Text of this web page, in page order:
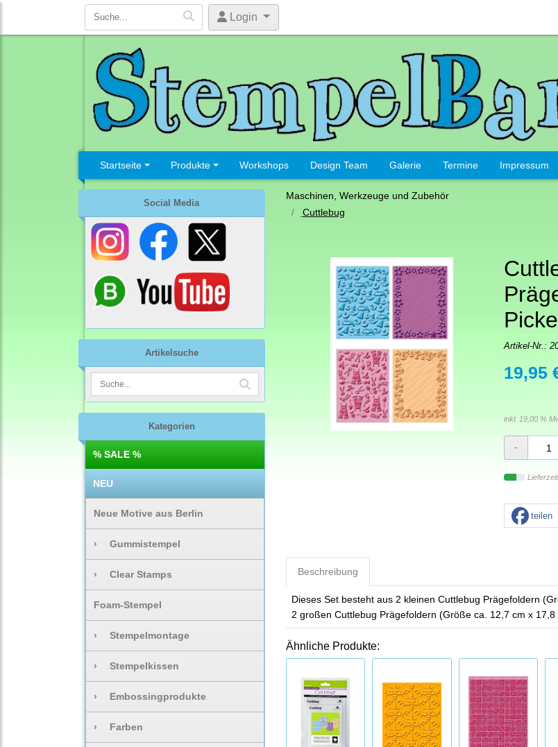
Login
Startseite Produkte Workshops Design Team Galerie Termine Impressum
Social Media
Artikelsuche
Kategorien
% SALE %
NEU
Neue Motive aus Berlin
› Gummistempel
› Clear Stamps
Foam-Stempel
› Stempelmontage
› Stempelkissen
› Embossingprodukte
› Farben
Maschinen, Werkzeuge und Zubehör
Cuttlebug
Artikel-Nr.:
19,95
inkl. 19,00 %
teilen
Beschreibung
Dieses Set besteht aus 2 kleinen Cuttlebug Prägefoldern
2 großen Cuttlebug Prägefoldern (Größe ca. 12,7 cm x 17,8
Ähnliche Produkte: